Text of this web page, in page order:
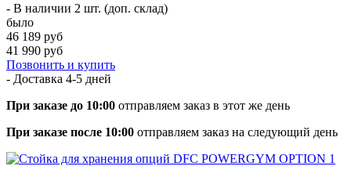
- В наличии 2 шт. (доп. склад)
было
46 189 руб
41 990 руб
Позвонить и купить
- Доставка 4-5 дней
При заказе до 10:00 отправляем заказ в этот же день
При заказе после 10:00 отправляем заказ на следующий день